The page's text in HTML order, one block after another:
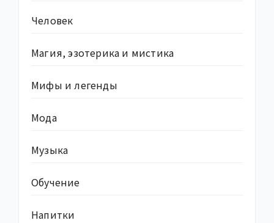
Человек
Магия, эзотерика и мистика
Мифы и легенды
Мода
Музыка
Обучение
Напитки